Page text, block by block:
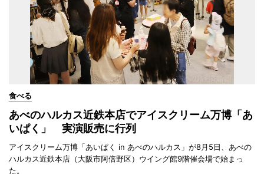
食べる
あべのハルカス近鉄本店でアイスクリーム万博「あ
いぱく」 実演販売に行列
アイスクリーム万博「あいぱく in あべのハルカス」が8月5日、あべの
ハルカス近鉄本店（大阪市阿倍野区）ウイング館9階催会場で始まっ
た。